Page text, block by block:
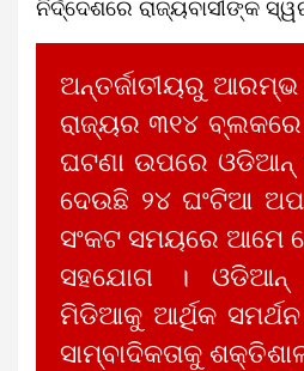
ନିର୍ଦ୍ଦେଶରେ ରାଜ୍ୟବାସୀଙ୍କ
ଅନ୍ତର୍ଜାତୀୟରୁ ଆରମ୍ଭ
ରାଜ୍ୟର ୩୧୪
ଘଟଣା ଉପରେ
ଦେଉଛି ୨୪ ଘଂଟିଆ
ସଂକଟ ସମୟରେ
ସହଯୋଗ । ଓଡିଆନ୍
ମିଡିଆକୁ ଆର୍ଥିକ
ସାମ୍ବାଦିକତାକୁ